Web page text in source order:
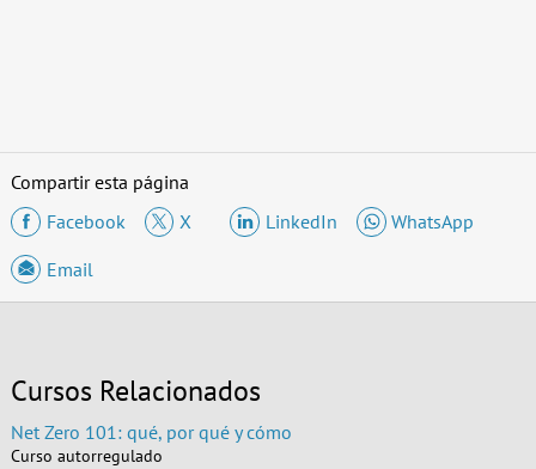
Compartir esta página
Facebook
X LinkedIn
WhatsApp
Email
Cursos Relacionados
Net Zero 101: qué, por qué y cómo
Curso autorregulado